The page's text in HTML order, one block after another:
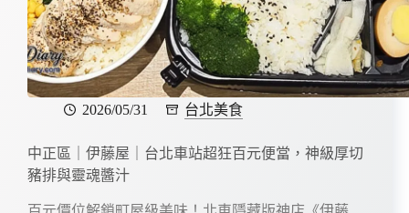
2026/05/31 台北美食
中正區｜伊藤屋｜台北車站超狂百元便當，神級厚切
豬排與靈魂醬汁